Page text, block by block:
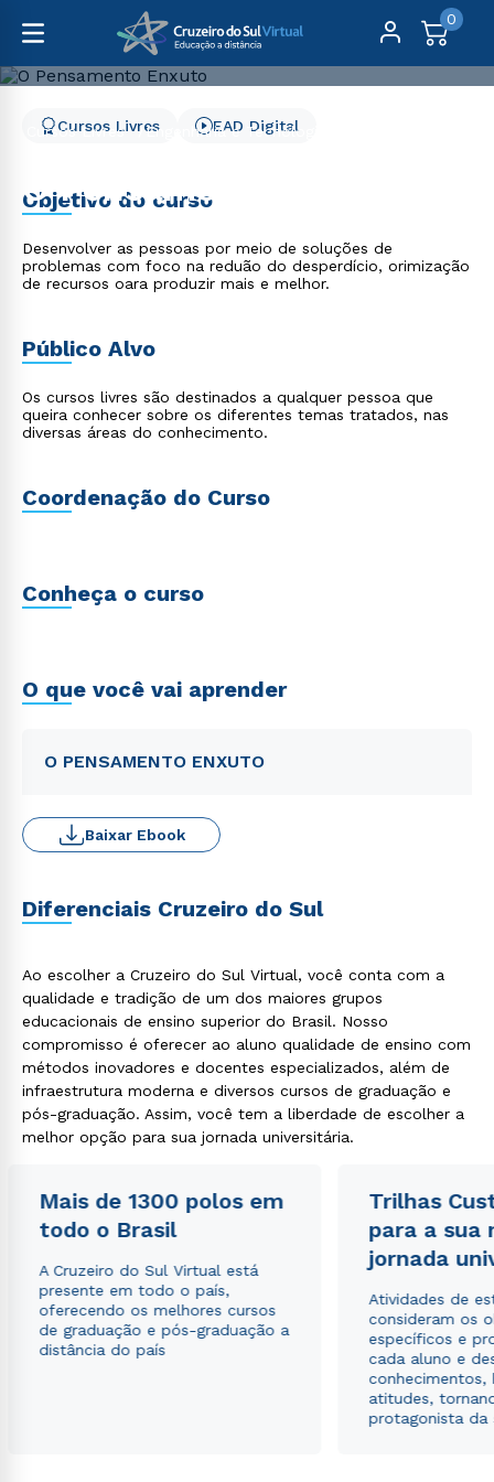
0
Cursos Livres
Engenharia e Tecnologia
O Pensamento Enxuto
Cursos Livres EAD Digital
Objetivo do curso
Desenvolver as pessoas por meio de soluções de
problemas com foco na reduão do desperdício, orimização
de recursos oara produzir mais e melhor.
Público Alvo
Os cursos livres são destinados a qualquer pessoa que
queira conhecer sobre os diferentes temas tratados, nas
diversas áreas do conhecimento.
Coordenação do Curso
Conheça o curso
O que você vai aprender
O PENSAMENTO ENXUTO
Baixar Ebook
Diferenciais Cruzeiro do Sul
Ao escolher a Cruzeiro do Sul Virtual, você conta com a
qualidade e tradição de um dos maiores grupos
educacionais de ensino superior do Brasil. Nosso
compromisso é oferecer ao aluno qualidade de ensino com
métodos inovadores e docentes especializados, além de
infraestrutura moderna e diversos cursos de graduação e
pós-graduação. Assim, você tem a liberdade de escolher a
melhor opção para sua jornada universitária.
Mais de 1300 polos em
todo o Brasil
A Cruzeiro do Sul Virtual está
presente em todo o país,
oferecendo os melhores cursos
de graduação e pós-graduação a
distância do país
Trilhas
para a sua
jornada
Atividades de
consideram os
específicos e
cada aluno e
conhecimentos,
atitudes,
protagonista da
ou
Política de Privacidade.e
autorizo que meus dados sejam utilizados para o